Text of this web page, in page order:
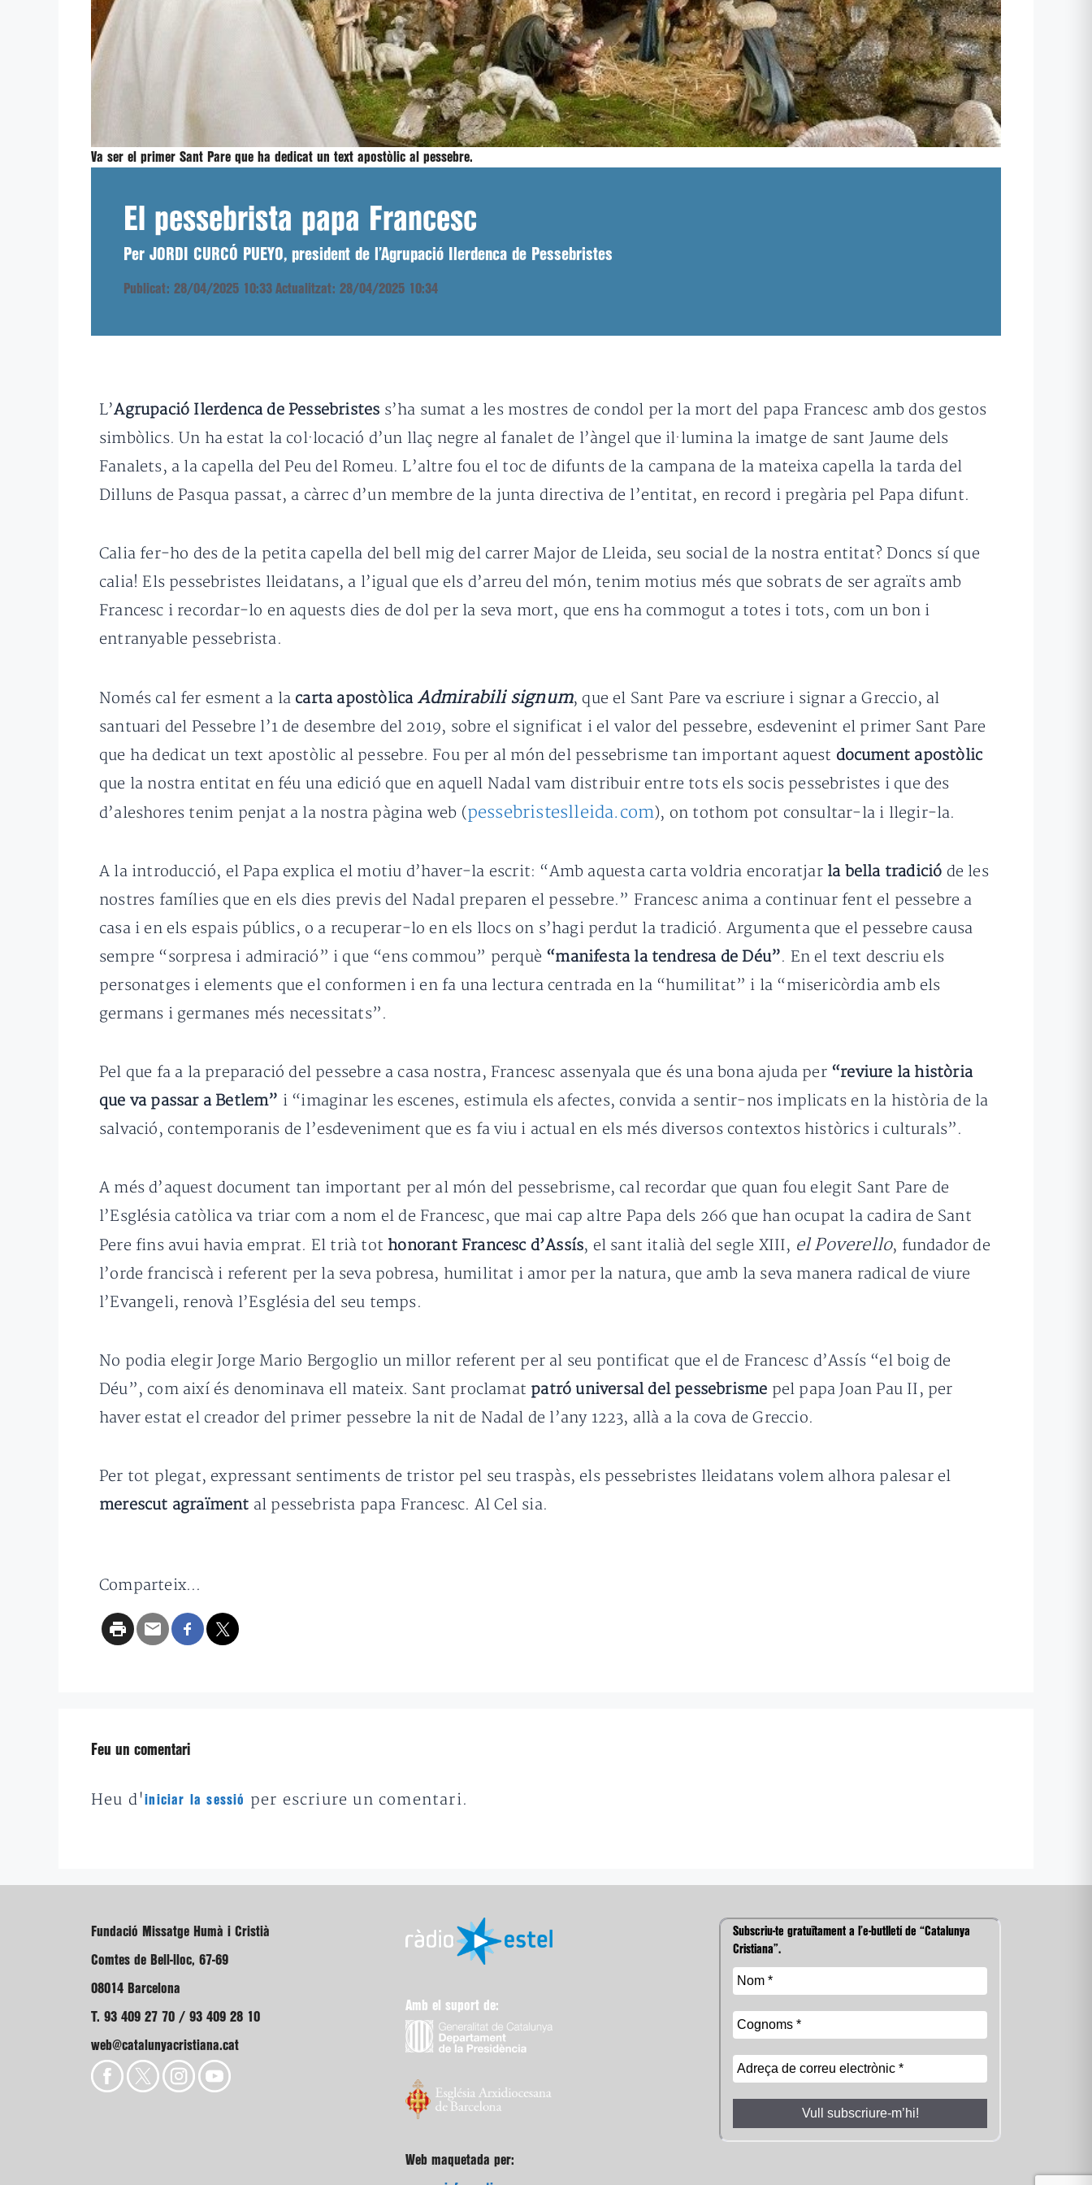
Va ser el primer Sant Pare que ha dedicat un text apostòlic al pessebre.
El pessebrista papa Francesc
Per JORDI CURCÓ PUEYO, president de l’Agrupació Ilerdenca de Pessebristes
Publicat: 28/04/2025 10:33 Actualitzat: 28/04/2025 10:34
L’Agrupació Ilerdenca de Pessebristes s’ha sumat a les mostres de condol per la mort del papa Francesc amb dos gestos
simbòlics. Un ha estat la col·locació d’un llaç negre al fanalet de l’àngel que il·lumina la imatge de sant Jaume dels
Fanalets, a la capella del Peu del Romeu. L’altre fou el toc de difunts de la campana de la mateixa capella la tarda del
Dilluns de Pasqua passat, a càrrec d’un membre de la junta directiva de l’entitat, en record i pregària pel Papa difunt.
Calia fer-ho des de la petita capella del bell mig del carrer Major de Lleida, seu social de la nostra entitat? Doncs sí que
calia! Els pessebristes lleidatans, a l’igual que els d’arreu del món, tenim motius més que sobrats de ser agraïts amb
Francesc i recordar-lo en aquests dies de dol per la seva mort, que ens ha commogut a totes i tots, com un bon i
entranyable pessebrista.
Només cal fer esment a la carta apostòlica Admirabili signum, que el Sant Pare va escriure i signar a Greccio, al
santuari del Pessebre l’1 de desembre del 2019, sobre el significat i el valor del pessebre, esdevenint el primer Sant Pare
que ha dedicat un text apostòlic al pessebre. Fou per al món del pessebrisme tan important aquest document apostòlic
que la nostra entitat en féu una edició que en aquell Nadal vam distribuir entre tots els socis pessebristes i que des
d’aleshores tenim penjat a la nostra pàgina web (pessebristeslleida.com), on tothom pot consultar-la i llegir-la.
A la introducció, el Papa explica el motiu d’haver-la escrit: “Amb aquesta carta voldria encoratjar la bella tradició de les
nostres famílies que en els dies previs del Nadal preparen el pessebre.” Francesc anima a continuar fent el pessebre a
casa i en els espais públics, o a recuperar-lo en els llocs on s’hagi perdut la tradició. Argumenta que el pessebre causa
sempre “sorpresa i admiració” i que “ens commou” perquè “manifesta la tendresa de Déu”. En el text descriu els
personatges i elements que el conformen i en fa una lectura centrada en la “humilitat” i la “misericòrdia amb els
germans i germanes més necessitats”.
Pel que fa a la preparació del pessebre a casa nostra, Francesc assenyala que és una bona ajuda per “reviure la història
que va passar a Betlem” i “imaginar les escenes, estimula els afectes, convida a sentir-nos implicats en la història de la
salvació, contemporanis de l’esdeveniment que es fa viu i actual en els més diversos contextos històrics i culturals”.
A més d’aquest document tan important per al món del pessebrisme, cal recordar que quan fou elegit Sant Pare de
l’Església catòlica va triar com a nom el de Francesc, que mai cap altre Papa dels 266 que han ocupat la cadira de Sant
Pere fins avui havia emprat. El trià tot honorant Francesc d’Assís, el sant italià del segle XIII, el Poverello, fundador de
l’orde franciscà i referent per la seva pobresa, humilitat i amor per la natura, que amb la seva manera radical de viure
l’Evangeli, renovà l’Església del seu temps.
No podia elegir Jorge Mario Bergoglio un millor referent per al seu pontificat que el de Francesc d’Assís “el boig de
Déu”, com així és denominava ell mateix. Sant proclamat patró universal del pessebrisme pel papa Joan Pau II, per
haver estat el creador del primer pessebre la nit de Nadal de l’any 1223, allà a la cova de Greccio.
Per tot plegat, expressant sentiments de tristor pel seu traspàs, els pessebristes lleidatans volem alhora palesar el
merescut agraïment al pessebrista papa Francesc. Al Cel sia.
Comparteix...
Feu un comentari
Heu d'iniciar la sessió per escriure un comentari.
Fundació Missatge Humà i Cristià
Comtes de Bell-lloc, 67-69
08014 Barcelona
T. 93 409 27 70 / 93 409 28 10
web@catalunyacristiana.cat
Amb el suport de:
Web maquetada per:
Subscriu-te gratuïtament a l’e-butlletí de “Catalunya
Cristiana”.